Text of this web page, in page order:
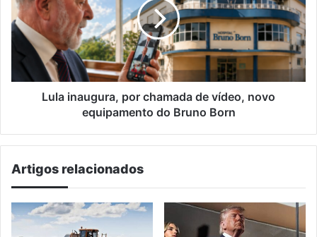
chamada
de
vídeo,
novo
equipamento
do
Lula inaugura, por chamada de vídeo, novo
equipamento do Bruno Born
Artigos relacionados